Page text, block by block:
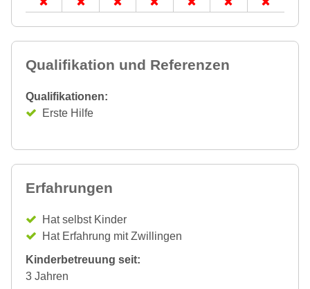
Qualifikation und Referenzen
Qualifikationen:
Erste Hilfe
Erfahrungen
Hat selbst Kinder
Hat Erfahrung mit Zwillingen
Kinderbetreuung seit:
3 Jahren